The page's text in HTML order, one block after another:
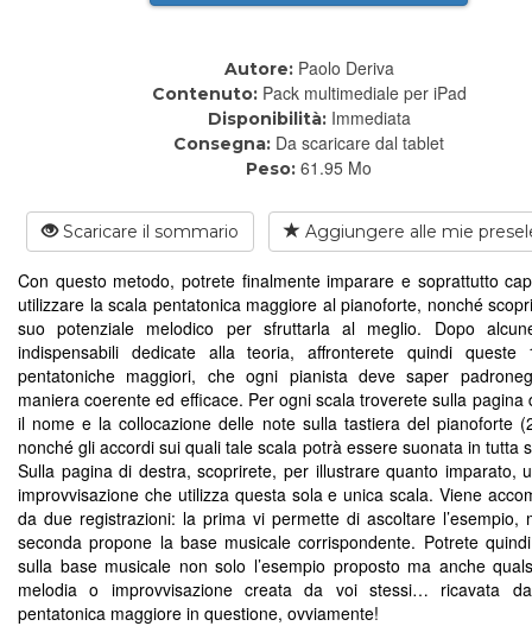
Autore: Paolo Deriva
Contenuto: Pack multimediale per iPad
Disponibilità: Immediata
Consegna: Da scaricare dal tablet
Peso: 61.95 Mo
Scaricare il sommario Aggiungere alle mie
Con questo metodo, potrete finalmente imparare e soprattutto
utilizzare la scala pentatonica maggiore al pianoforte, nonché
suo potenziale melodico per sfruttarla al meglio. Dopo
indispensabili dedicate alla teoria, affronterete quindi queste
pentatoniche maggiori, che ogni pianista deve saper
maniera coerente ed efficace. Per ogni scala troverete sulla pagina
il nome e la collocazione delle note sulla tastiera del pianoforte
nonché gli accordi sui quali tale scala potrà essere suonata in tutta
Sulla pagina di destra, scoprirete, per illustrare quanto imparato,
improvvisazione che utilizza questa sola e unica scala. Viene
da due registrazioni: la prima vi permette di ascoltare l’esempio,
seconda propone la base musicale corrispondente. Potrete
sulla base musicale non solo l’esempio proposto ma anche
melodia o improvvisazione creata da voi stessi… ricavata
pentatonica maggiore in questione, ovviamente!